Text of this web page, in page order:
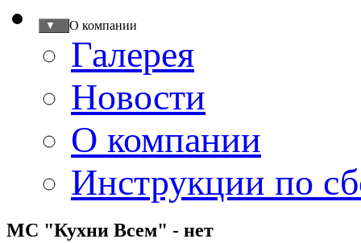
О компании
▼
Галерея
Новости
О компании
Инструкции по
МС "Кухни Всем" - нет